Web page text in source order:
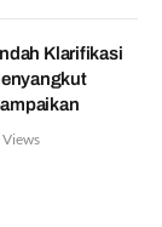
Klarifikasi
Views